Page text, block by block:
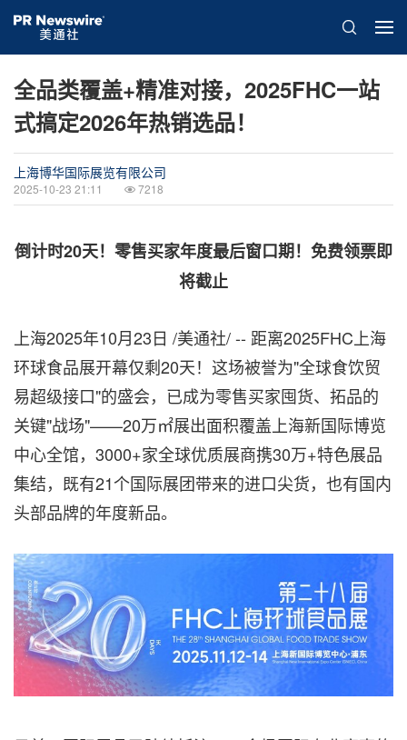
全品类覆盖+精准对接，2025FHC一站
式搞定2026年热销选品！
上海博华国际展览有限公司
2025-10-23 21:11 7218
倒计时20天！零售买家年度最后窗口期！免费领票即
将截止
上海2025年10月23日 /美通社/ -- 距离2025FHC上海
环球食品展开幕仅剩20天！这场被誉为"全球食饮贸
易超级接口"的盛会，已成为零售买家囤货、拓品的
关键"战场"——20万㎡展出面积覆盖上海新国际博览
中心全馆，3000+家全球优质展商携30万+特色展品
集结，既有21个国际展团带来的进口尖货，也有国内
头部品牌的年度新品。